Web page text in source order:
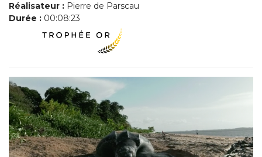
Réalisateur : Pierre de Parscau
Durée : 00:08:23